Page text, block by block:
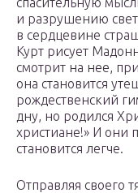
и разрушению
в сердцевине
Курт рисует
смотрит на нее,
она становится
рождественский
дну, но родился
христиане!» И они
становится легче.
Отправляя своего